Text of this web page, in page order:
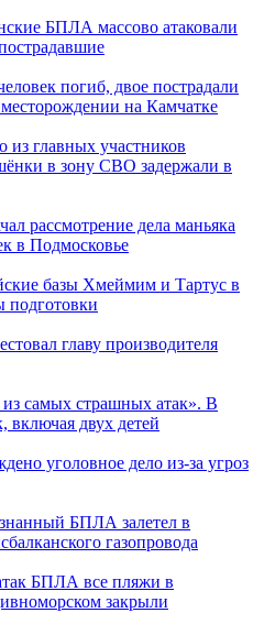
БПЛА массово атаковали
погиб, двое пострадали
на Камчатке
из главных участников
в зону СВО задержали в
рассмотрение дела маньяка
в Подмосковье
базы Хмеймим и Тартус в
подготовки
главу производителя
самых страшных атак». В
включая двух детей
уголовное дело из-за угроз
БПЛА залетел в
газопровода
БПЛА все пляжи в
закрыли